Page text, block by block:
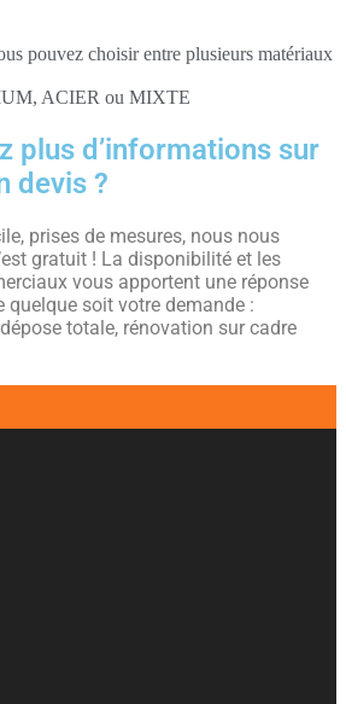
pouvez choisir entre plusieurs matériaux
ACIER ou MIXTE
plus d’informations sur
devis ?
prises de mesures, nous nous
gratuit ! La disponibilité et les
vous apportent une réponse
soit votre demande :
totale, rénovation sur cadre